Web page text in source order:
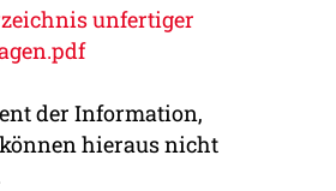
unfertiger
der Information,
hieraus nicht